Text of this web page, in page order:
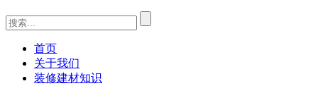
首页
关于我们
装修建材知识